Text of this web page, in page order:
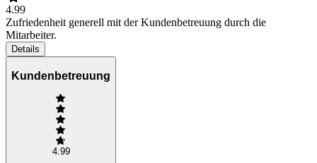
4.99
Zufriedenheit generell mit der Kundenbetreuung durch die
Mitarbeiter.
Details
Kundenbetreuung
4.99